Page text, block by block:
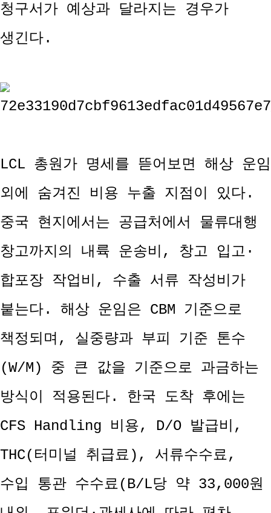
청구서가 예상과 달라지는 경우가
생긴다.
LCL 총원가 명세를 뜯어보면 해상 운임
외에 숨겨진 비용 누출 지점이 있다.
중국 현지에서는 공급처에서 물류대행
창고까지의 내륙 운송비, 창고 입고·
합포장 작업비, 수출 서류 작성비가
붙는다. 해상 운임은 CBM 기준으로
책정되며, 실중량과 부피 기준 톤수
(W/M) 중 큰 값을 기준으로 과금하는
방식이 적용된다. 한국 도착 후에는
CFS Handling 비용, D/O 발급비,
THC(터미널 취급료), 서류수수료,
수입 통관 수수료(B/L당 약 33,000원